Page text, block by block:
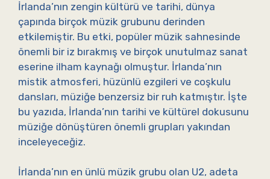
İrlanda’nın zengin kültürü ve tarihi, dünya
çapında birçok müzik grubunu derinden
etkilemiştir. Bu etki, popüler müzik sahnesinde
önemli bir iz bırakmış ve birçok unutulmaz sanat
eserine ilham kaynağı olmuştur. İrlanda’nın
mistik atmosferi, hüzünlü ezgileri ve coşkulu
dansları, müziğe benzersiz bir ruh katmıştır. İşte
bu yazıda, İrlanda’nın tarihi ve kültürel dokusunu
müziğe dönüştüren önemli grupları yakından
inceleyeceğiz.
İrlanda’nın en ünlü müzik grubu olan U2, adeta